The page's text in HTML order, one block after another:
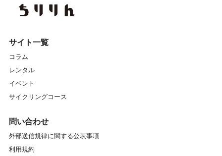
サイト一覧
コラム
レンタル
イベント
サイクリングコース
問い合わせ
外部送信規律に関する公表事項
利用規約